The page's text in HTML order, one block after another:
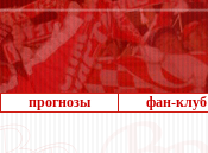
прогнозы фан-клуб